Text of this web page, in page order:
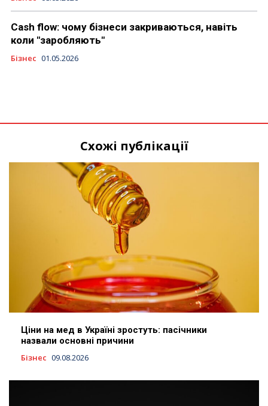
Cash flow: чому бізнеси закриваються, навіть
коли "заробляють"
Бізнес 01.05.2026
Схожі публікації
Ціни на мед в Україні зростуть: пасічники
назвали основні причини
Бізнес 09.08.2026